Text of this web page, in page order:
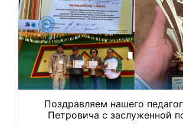
Поздравляем нашего
Петровича с заслуженной